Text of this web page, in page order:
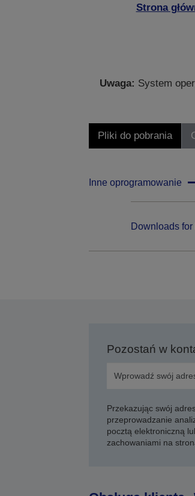
Strona
Uwaga: System
Pliki do pobrania
Inne oprogramowanie
Downloads
Pozostań w
Przekazując swój
przeprowadzanie
pocztą elektroniczną
zachowaniami na